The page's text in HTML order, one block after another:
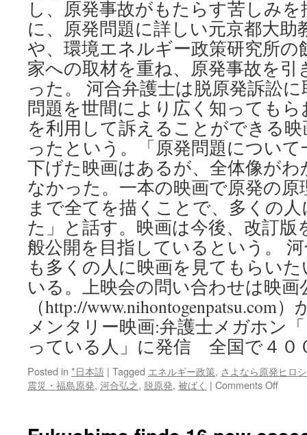
し、原発事故がもたらす苦しみ
に、原発問題に詳しい元京都大助
や、環境エネルギー政策研究所の
家への取材を重ね、原発事故を
った。 河合弁護士は脱原発訴訟
問題を世間により広く知っても
を利用して訴えることができる
ったという。「原発問題につい
下げた映画はあるが、全体像が
なかった。一本の映画で原発の原
まで全てを描くことで、多くの
た」と話す。映画は今後、改訂版
般公開を目指しているという。
も多くの人に映画を見てもらい
いる。上映会の問い合わせは映画
（http://www.nihontogenpatsu.com
メンタリー映画:弁護士メガホン
っている人」に発信 全国で４
Posted in *日本語 | Tagged エネルギー政策, さよなら原発ヒロ
震災・福島原発, 河合弘之, 脱原発, 被ばく | Comments Offon